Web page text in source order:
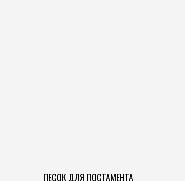
ПЕСОК ДЛЯ ПОСТАМЕНТА